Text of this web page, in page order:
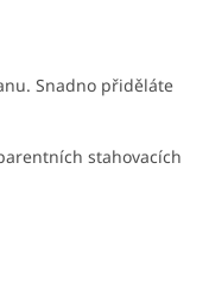
Snadno přiděláte
stahovacích